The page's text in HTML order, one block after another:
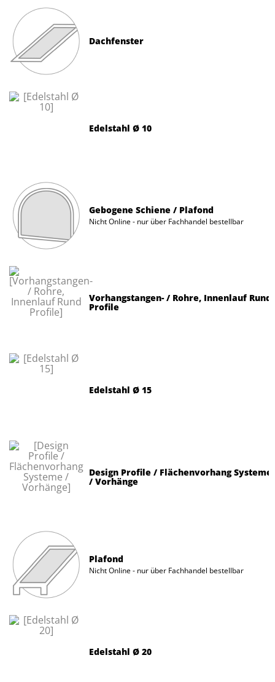
Dachfenster
Edelstahl Ø 10
Gebogene Schiene / Plafond
Nicht Online - nur über Fachhandel bestellbar
Vorhangstangen- / Rohre, Innenlauf Rund
Profile
Edelstahl Ø 15
Design Profile / Flächenvorhang Systeme
/ Vorhänge
Plafond
Nicht Online - nur über Fachhandel bestellbar
Edelstahl Ø 20